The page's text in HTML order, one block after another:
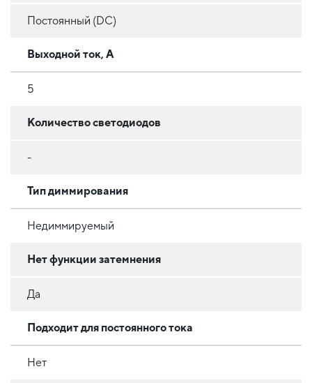
Постоянный (DC)
Выходной ток, А
5
Количество светодиодов
-
Тип диммирования
Недиммируемый
Нет функции затемнения
Да
Подходит для постоянного тока
Нет